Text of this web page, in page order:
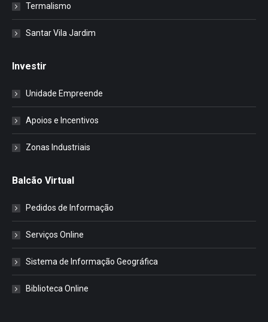
Termalismo
Santar Vila Jardim
Investir
Unidade Empreende
Apoios e Incentivos
Zonas Industriais
Balcão Virtual
Pedidos de Informação
Serviços Online
Sistema de Informação Geográfica
Biblioteca Online